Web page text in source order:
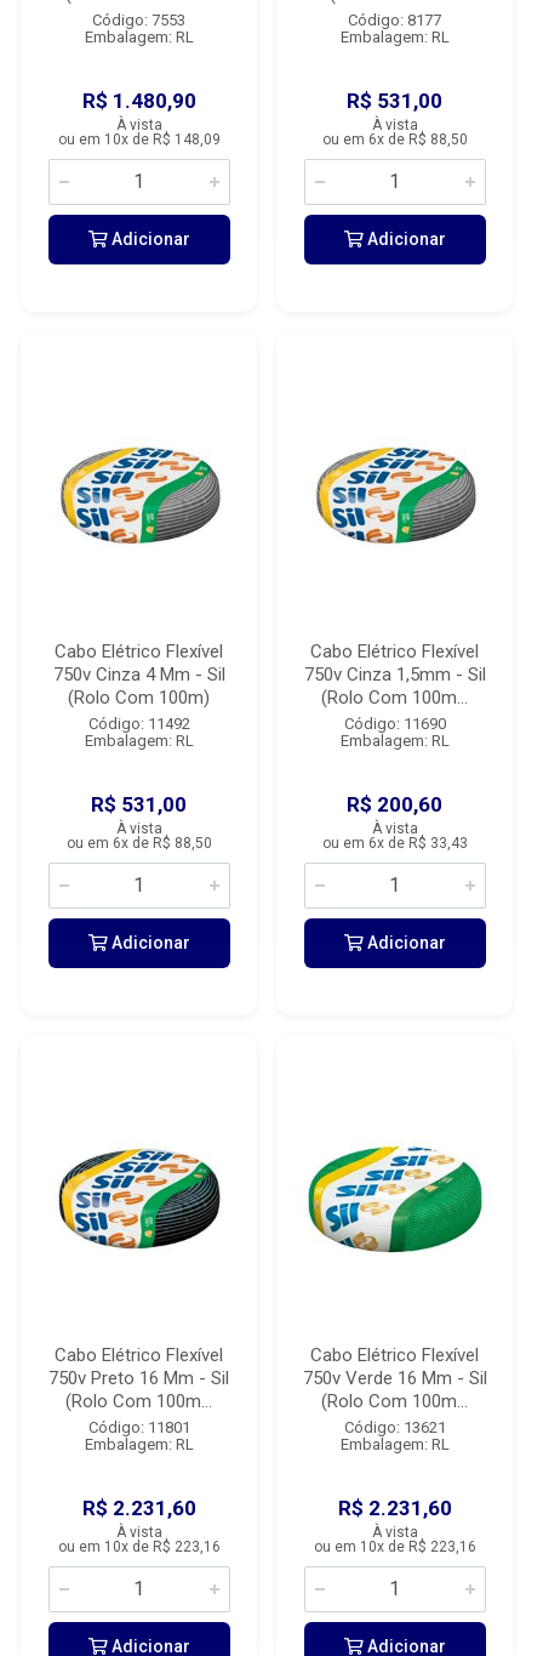
Código: 7553
Embalagem: RL
R$ 1.480,90
À vista
ou em 10x de R$ 148,09
Adicionar
Código: 8177
Embalagem: RL
R$ 531,00
À vista
ou em 6x de R$ 88,50
Adicionar
Cabo Elétrico Flexível
750v Cinza 4 Mm - Sil
(Rolo Com 100m)
Código: 11492
Embalagem: RL
R$ 531,00
À vista
ou em 6x de R$ 88,50
Adicionar
Cabo Elétrico Flexível
750v Cinza 1,5mm - Sil
(Rolo Com 100m...
Código: 11690
Embalagem: RL
R$ 200,60
À vista
ou em 6x de R$ 33,43
Adicionar
Cabo Elétrico Flexível
750v Preto 16 Mm - Sil
(Rolo Com 100m...
Código: 11801
Embalagem: RL
R$ 2.231,60
À vista
ou em 10x de R$ 223,16
Adicionar
Cabo Elétrico Flexível
750v Verde 16 Mm - Sil
(Rolo Com 100m...
Código: 13621
Embalagem: RL
R$ 2.231,60
À vista
ou em 10x de R$ 223,16
Adicionar